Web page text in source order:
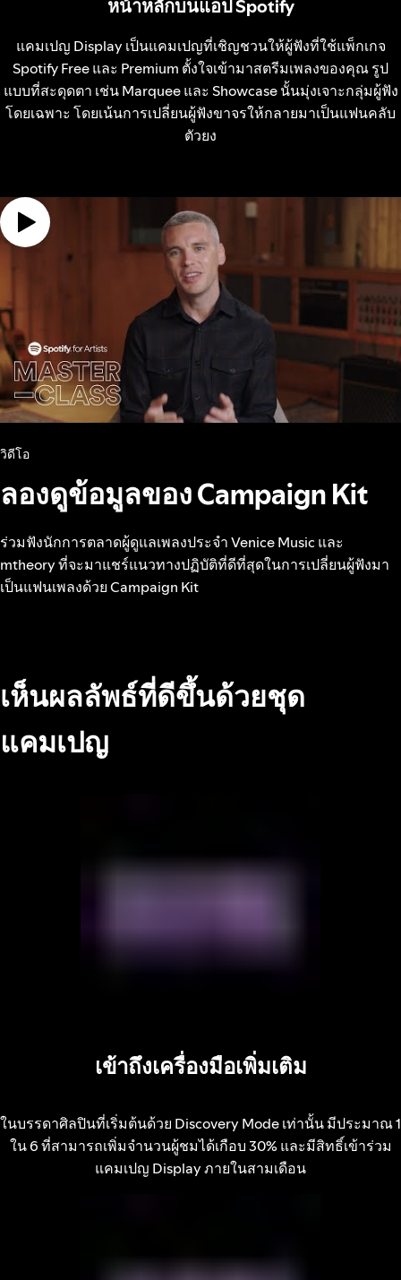
หน้าหลักบนแอป Spotify
แคมเปญ Display เป็นแคมเปญที่เชิญชวนให้ผู้ฟังที่ใช้แพ็กเกจ
Spotify Free และ Premium ตั้งใจเข้ามาสตรีมเพลงของคุณ รูป
แบบที่สะดุดตา เช่น Marquee และ Showcase นั้นมุ่งเจาะกลุ่มผู้ฟัง
โดยเฉพาะ โดยเน้นการเปลี่ยนผู้ฟังขาจรให้กลายมาเป็นแฟนคลับ
ตัวยง
วิดีโอ
ลองดูข้อมูลของ Campaign Kit
ร่วมฟังนักการตลาดผู้ดูแลเพลงประจำ Venice Music และ
mtheory ที่จะมาแชร์แนวทางปฏิบัติที่ดีที่สุดในการเปลี่ยนผู้ฟังมา
เป็นแฟนเพลงด้วย Campaign Kit
เห็นผลลัพธ์ที่ดีขึ้นด้วยชุด
แคมเปญ
เข้าถึงเครื่องมือเพิ่มเติม
ในบรรดาศิลปินที่เริ่มต้นด้วย Discovery Mode เท่านั้น มีประมาณ 1
ใน 6 ที่สามารถเพิ่มจำนวนผู้ชมได้เกือบ 30% และมีสิทธิ์เข้าร่วม
แคมเปญ Display ภายในสามเดือน